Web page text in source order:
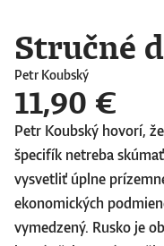
Stručné
Petr Koubský
11,90 €
Petr Koubský hovorí,
špecifík netreba
vysvetliť úplne
ekonomických
vymedzený. Rusko je